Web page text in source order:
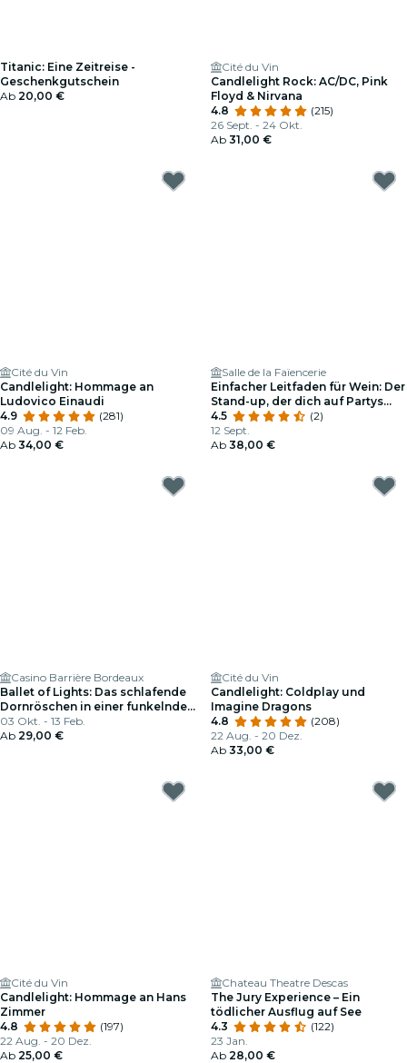
Titanic: Eine Zeitreise -
Geschenkgutschein
Ab 20,00 €
Cité du Vin
Candlelight Rock: AC/DC, Pink
Floyd & Nirvana
4.8
(215)
26 Sept. - 24 Okt.
Ab 31,00 €
Cité du Vin
Candlelight: Hommage an
Ludovico Einaudi
4.9
(281)
09 Aug. - 12 Feb.
Ab 34,00 €
Salle de la Faïencerie
Einfacher Leitfaden für Wein: Der
Stand-up, der dich auf Partys
interessant macht
4.5
(2)
12 Sept.
Ab 38,00 €
Casino Barrière Bordeaux
Ballet of Lights: Das schlafende
Dornröschen in einer funkelnden
Show
03 Okt. - 13 Feb.
Ab 29,00 €
Cité du Vin
Candlelight: Coldplay und
Imagine Dragons
4.8
(208)
22 Aug. - 20 Dez.
Ab 33,00 €
Cité du Vin
Candlelight: Hommage an Hans
Zimmer
4.8
(197)
22 Aug. - 20 Dez.
Ab 25,00 €
Chateau Theatre Descas
The Jury Experience – Ein
tödlicher Ausflug auf See
4.3
(122)
23 Jan.
Ab 28,00 €